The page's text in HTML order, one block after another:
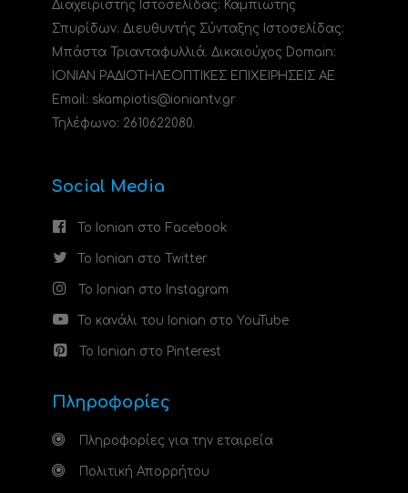
Διαχειριστής Ιστοσελίδας: Καμπιώτης
Σπυρίδων. Διευθυντής Σύνταξης Ιστοσελίδας:
Μπάστα Τριανταφυλλιά. Δικαιούχος Domain:
ΙΟΝΙΑΝ ΡΑΔΙΟΤΗΛΕΟΠΤΙΚΕΣ ΕΠΙΧΕΙΡΗΣΕΙΣ ΑΕ
Email: skampiotis@ioniantv.gr
Τηλέφωνο: 2610622080.
Social Media
Το Ionian στο Facebook
Το Ionian στο Twitter
Το Ionian στο Instagram
Το κανάλι του Ionian στο YouTube
Το Ionian στο Pinterest
Πληροφορίες
Πληροφορίες για την εταιρεία
Πολιτική Απορρήτου